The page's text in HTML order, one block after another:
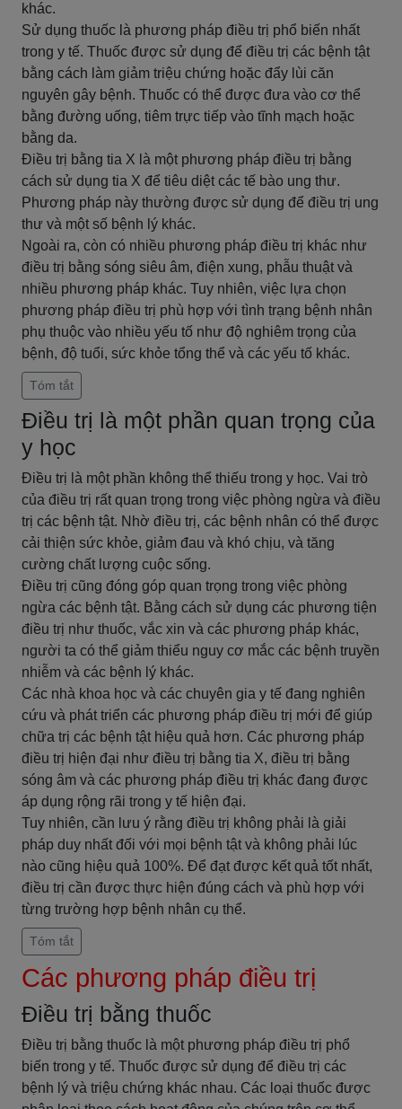
khác.
Sử dụng thuốc là phương pháp điều trị phổ biến nhất
trong y tế. Thuốc được sử dụng để điều trị các bệnh tật
bằng cách làm giảm triệu chứng hoặc đẩy lùi căn
nguyên gây bệnh. Thuốc có thể được đưa vào cơ thể
bằng đường uống, tiêm trực tiếp vào tĩnh mạch hoặc
bằng da.
Điều trị bằng tia X là một phương pháp điều trị bằng
cách sử dụng tia X để tiêu diệt các tế bào ung thư.
Phương pháp này thường được sử dụng để điều trị ung
thư và một số bệnh lý khác.
Ngoài ra, còn có nhiều phương pháp điều trị khác như
điều trị bằng sóng siêu âm, điện xung, phẫu thuật và
nhiều phương pháp khác. Tuy nhiên, việc lựa chọn
phương pháp điều trị phù hợp với tình trạng bệnh nhân
phụ thuộc vào nhiều yếu tố như độ nghiêm trọng của
bệnh, độ tuổi, sức khỏe tổng thể và các yếu tố khác.
Tóm tắt
Điều trị là một phần quan trọng của
y học
Điều trị là một phần không thể thiếu trong y học. Vai trò
của điều trị rất quan trọng trong việc phòng ngừa và điều
trị các bệnh tật. Nhờ điều trị, các bệnh nhân có thể được
cải thiện sức khỏe, giảm đau và khó chịu, và tăng
cường chất lượng cuộc sống.
Điều trị cũng đóng góp quan trọng trong việc phòng
ngừa các bệnh tật. Bằng cách sử dụng các phương tiện
điều trị như thuốc, vắc xin và các phương pháp khác,
người ta có thể giảm thiểu nguy cơ mắc các bệnh truyền
nhiễm và các bệnh lý khác.
Các nhà khoa học và các chuyên gia y tế đang nghiên
cứu và phát triển các phương pháp điều trị mới để giúp
chữa trị các bệnh tật hiệu quả hơn. Các phương pháp
điều trị hiện đại như điều trị bằng tia X, điều trị bằng
sóng âm và các phương pháp điều trị khác đang được
áp dụng rộng rãi trong y tế hiện đại.
Tuy nhiên, cần lưu ý rằng điều trị không phải là giải
pháp duy nhất đối với mọi bệnh tật và không phải lúc
nào cũng hiệu quả 100%. Để đạt được kết quả tốt nhất,
điều trị cần được thực hiện đúng cách và phù hợp với
từng trường hợp bệnh nhân cụ thể.
Tóm tắt
Các phương pháp điều trị
Điều trị bằng thuốc
Điều trị bằng thuốc là một phương pháp điều trị phổ
biến trong y tế. Thuốc được sử dụng để điều trị các
bệnh lý và triệu chứng khác nhau. Các loại thuốc được